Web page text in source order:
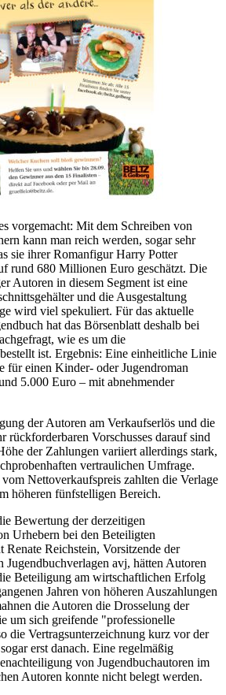
vorgemacht: Mit dem Schreiben von
kann man reich werden, sogar sehr
sie ihrer Romanfigur Harry Potter
rund 680 Millionen Euro geschätzt. Die
Autoren in diesem Segment ist eine
und die Ausgestaltung
wird viel spekuliert. Für das aktuelle
hat das Börsenblatt deshalb bei
wie es um die
ist. Ergebnis: Eine einheitliche Linie
für einen Kinder- oder Jugendroman
5.000 Euro – mit abnehmender
der Autoren am Verkaufserlös und die
rückforderbaren Vorschusses darauf sind
der Zahlungen variiert allerdings stark,
vertraulichen Umfrage.
Nettoverkaufspreis zahlten die Verlage
höheren fünfstelligen Bereich.
Bewertung der derzeitigen
Urhebern bei den Beteiligten
Renate Reichstein, Vorsitzende der
Jugendbuchverlagen avj, hätten Autoren
Beteiligung am wirtschaftlichen Erfolg
Jahren von höheren Auszahlungen
die Autoren die Drosselung der
um sich greifende "professionelle
die Vertragsunterzeichnung kurz vor der
erst danach. Eine regelmäßig
von Jugendbuchautoren im
Autoren konnte nicht belegt werden.